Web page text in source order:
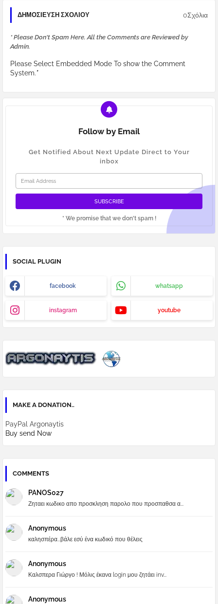
ΔΗΜΟΣΊΕΥΣΗ ΣΧΟΛΊΟΥ 0Σχόλια
* Please Don't Spam Here. All the Comments are Reviewed by
Admin.
Please Select Embedded Mode To show the Comment
System.*
Follow by Email
Get Notified About Next Update Direct to Your
inbox
* We promise that we don't spam !
SOCIAL PLUGIN
facebook whatsapp
instagram youtube
MAKE A DONATION..
PayPal Argonaytis
Buy send Now
COMMENTS
PANOS027
Ζηταει κωδικο απο προσκληση παρολο που προσπαθσα α...
Anonymous
καλησπέρα...βάλε εσύ ένα κωδικό που θέλεις
Anonymous
Καλσπερα Γιώργο ! Μόλις έκανα login μου ζητάει inv...
Anonymous